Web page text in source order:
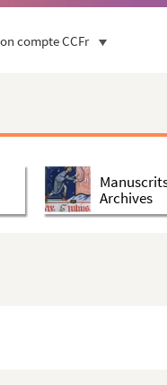
compte CCFr
Archives